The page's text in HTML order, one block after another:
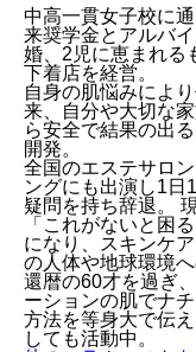
中高一貫女子校に
来奨学金とアルバ
婚、2児に恵まれる
下着店を経営。
自身の肌悩みによ
来、自分や大切な
ら安全で結果の出
開発。
全国のエステサロ
ングにも出演し1日
疑問を持ち辞退。
「これがないと困
になり、スキンケ
の人体や地球環境
還暦の60才を過ぎ
ーションの肌でナ
方法を等身大で伝
しても活動中。